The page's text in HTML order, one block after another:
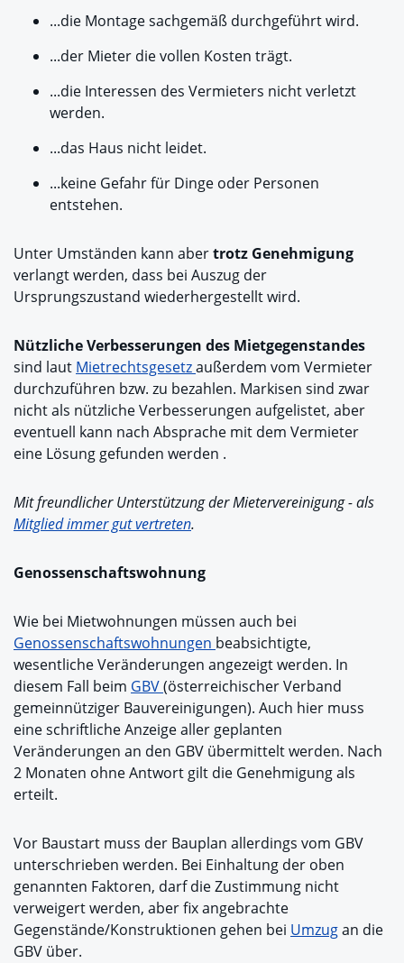
...die Montage sachgemäß durchgeführt wird.
...der Mieter die vollen Kosten trägt.
...die Interessen des Vermieters nicht verletzt
werden.
...das Haus nicht leidet.
...keine Gefahr für Dinge oder Personen
entstehen.
Unter Umständen kann abertrotz Genehmigung
verlangt werden, dass bei Auszug der
Ursprungszustand wiederhergestellt wird.
Nützliche Verbesserungen des Mietgegenstandes
sind laut Mietrechtsgesetzaußerdem vom Vermieter
durchzuführen bzw. zu bezahlen. Markisen sind zwar
nicht als nützliche Verbesserungen aufgelistet, aber
eventuell kann nach Absprache mit dem Vermieter
eine Lösung gefunden werden .
Mit freundlicher Unterstützung der Mietervereinigung - als
Mitglied immer gut vertreten.
Genossenschaftswohnung
Wie bei Mietwohnungen müssen auch bei
Genossenschaftswohnungen beabsichtigte,
wesentliche Veränderungen angezeigt werden. In
diesem Fall beim GBV(österreichischer Verband
gemeinnütziger Bauvereinigungen). Auch hier muss
eine schriftliche Anzeige aller geplanten
Veränderungen an den GBV übermittelt werden. Nach
2 Monaten ohne Antwort gilt die Genehmigung als
erteilt.
Vor Baustart muss der Bauplan allerdings vom GBV
unterschrieben werden. Bei Einhaltung der oben
genannten Faktoren, darf die Zustimmung nicht
verweigert werden, aber fix angebrachte
Gegenstände/Konstruktionen gehen bei Umzugan die
GBV über.